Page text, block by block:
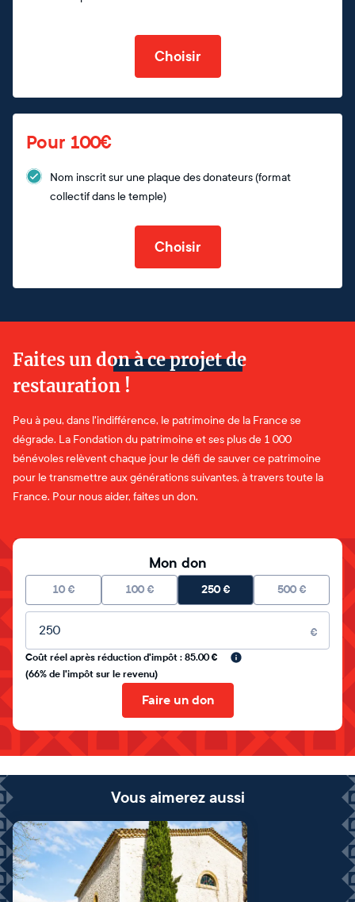
Choisir
Pour 100€
Nom inscrit sur une plaque des donateurs (format
collectif dans le temple)
Choisir
Faites un don à ce projet de
restauration !
Peu à peu, dans l'indifférence, le patrimoine de la France se
dégrade. La Fondation du patrimoine et ses plus de 1 000
bénévoles relèvent chaque jour le défi de sauver ce patrimoine
pour le transmettre aux générations suivantes, à travers toute la
France. Pour nous aider, faites un don.
Mon don
10 € 100 € 250€ 500 €
Montant libre
€
Coût réel après réduction d'impôt : 85.00 €
(66% de l'impôt sur le revenu)
Faire un don
Vous aimerez aussi